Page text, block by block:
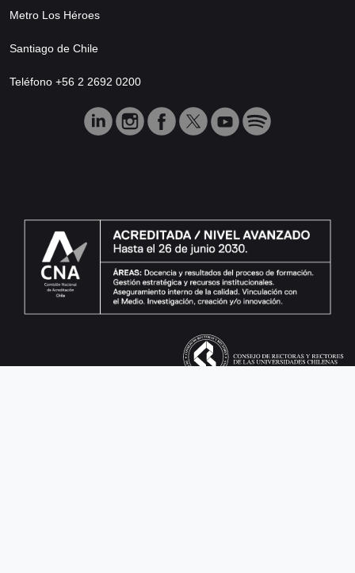
Metro Los Héroes
Santiago de Chile
Teléfono +56 2 2692 0200